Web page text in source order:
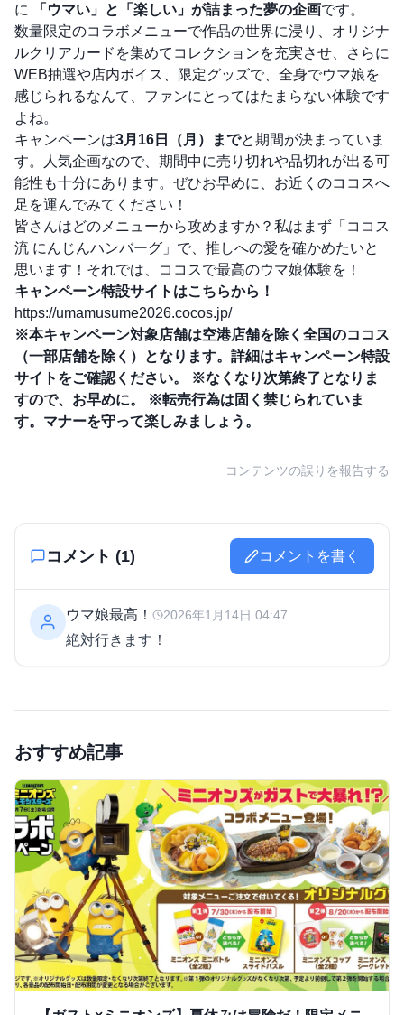
に
「ウマい」と「楽しい」が詰まった夢の企画です。
数量限定のコラボメニューで作品の世界に浸り、オリジナ
ルクリアカードを集めてコレクションを充実させ、さらに
WEB抽選や店内ボイス、限定グッズで、全身でウマ娘を
感じられるなんて、ファンにとってはたまらない体験です
よね。
キャンペーンは3月16日（月）までと期間が決まっていま
す。人気企画なので、期間中に売り切れや品切れが出る可
能性も十分にあります。ぜひお早めに、お近くのココスへ
足を運んでみてください！
皆さんはどのメニューから攻めますか？私はまず「ココス
流 にんじんハンバーグ」で、推しへの愛を確かめたいと
思います！それでは、ココスで最高のウマ娘体験を！
キャンペーン特設サイトはこちらから！
https://umamusume2026.cocos.jp/
※本キャンペーン対象店舗は空港店舗を除く全国のココス
（一部店舗を除く）となります。詳細はキャンペーン特設
サイトをご確認ください。
※なくなり次第終了となりま
すので、お早めに。
※転売行為は固く禁じられていま
す。マナーを守って楽しみましょう。
コンテンツの誤りを報告する
コメント (1) コメントを書く
ウマ娘最高！ 2026年1月14日 04:47
絶対行きます！
おすすめ記事